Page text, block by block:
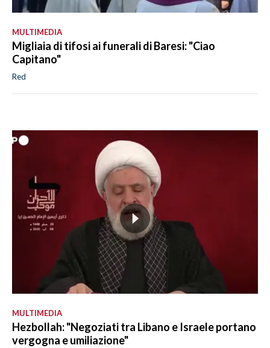
MULTIMEDIA
Migliaia di tifosi ai funerali di Baresi: "Ciao
Capitano"
Red
MULTIMEDIA
Hezbollah: "Negoziati tra Libano e Israele portano
vergogna e umiliazione"